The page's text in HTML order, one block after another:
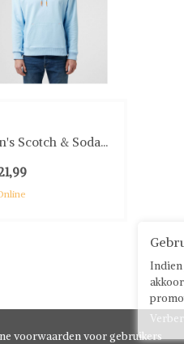
om de
Scotch & Soda...
voorwaarden voor gebruikers
Indien